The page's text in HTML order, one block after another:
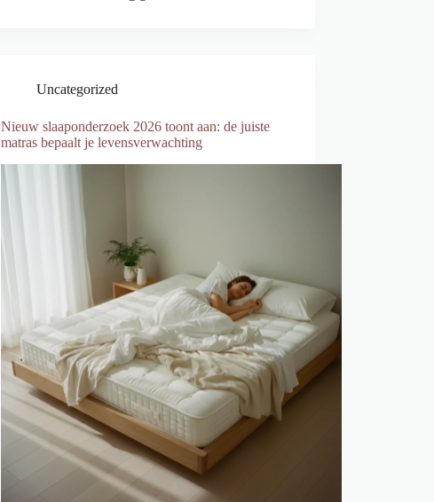
Uncategorized
Nieuw slaaponderzoek 2026 toont aan: de juiste
matras bepaalt je levensverwachting